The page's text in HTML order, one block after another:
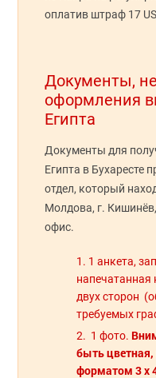
оплатив штраф 17
Документы,
оформления
Египта
Документы для
Египта в Бухаресте
отдел, который
Молдова, г.
офис.
1 анкета,
напечатанная
двух сторон
требуемых
1 фото.
быть
форматом 3 х